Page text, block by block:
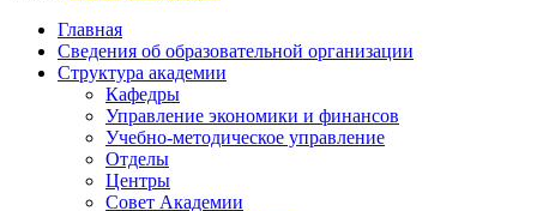
Главная
Сведения об образовательной организации
Структура академии
Кафедры
Управление экономики и финансов
Учебно-методическое управление
Отделы
Центры
Совет Академии